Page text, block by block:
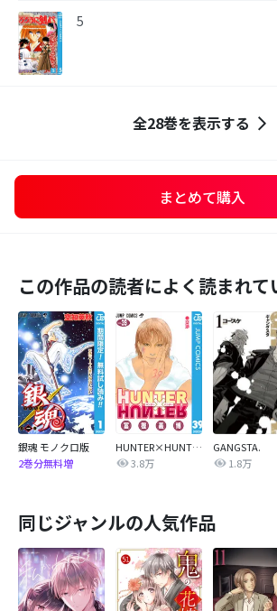
5
全28巻を表示する
まとめて購入
この作品の読者によく読まれて
銀魂 モノクロ版
2巻分無料増
HUNTER×HUNTER モノクロ版
3.8万
GANGSTA.
1.8万
同じジャンルの人気作品